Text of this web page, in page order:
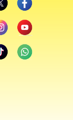
os surtos de
das
são